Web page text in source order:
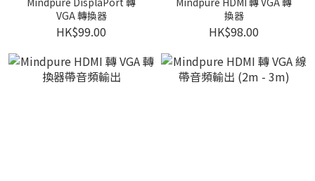
VGA 轉換器
HK$99.00
換器
HK$98.00